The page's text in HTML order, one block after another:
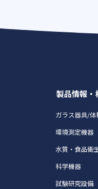
製品情報・
ガラス器具/体
環境測定機器
水質・食品衛
科学機器
試験研究設備